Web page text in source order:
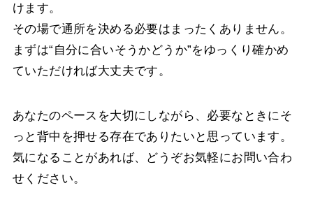
けます。
その場で通所を決める必要はまったくありません。
まずは“自分に合いそうかどうか”をゆっくり確かめ
ていただければ大丈夫です。
あなたのペースを大切にしながら、必要なときにそ
っと背中を押せる存在でありたいと思っています。
気になることがあれば、どうぞお気軽にお問い合わ
せください。